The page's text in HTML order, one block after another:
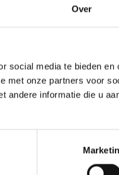
Over
social media te bieden en
met onze partners voor
andere informatie die u